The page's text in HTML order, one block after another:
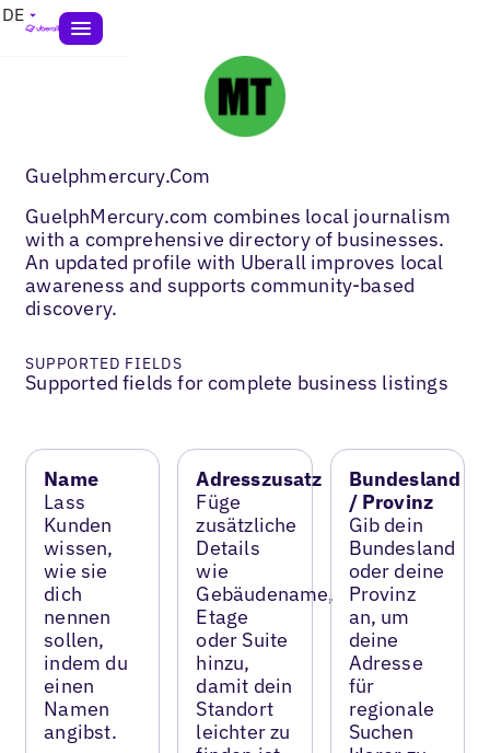
DE
Guelphmercury.Com
GuelphMercury.com combines local journalism
with a comprehensive directory of businesses.
An updated profile with Uberall improves local
awareness and supports community-based
discovery.
SUPPORTED FIELDS
Supported fields for complete business listings
Name
Lass
Kunden
wissen,
wie sie
dich
nennen
sollen,
indem du
einen
Namen
angibst.
Adresszusatz
Füge
zusätzliche
Details
wie
Gebäudename,
Etage
oder Suite
hinzu,
damit dein
Standort
leichter zu
Bundesland
/ Provinz
Gib dein
Bundesland
oder deine
Provinz
an, um
deine
Adresse
für
regionale
Suchen